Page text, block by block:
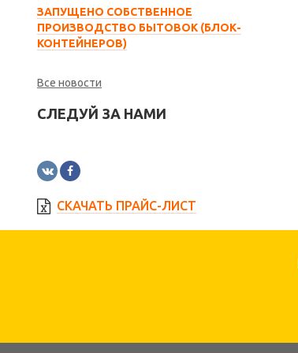
ЗАПУЩЕНО СОБСТВЕННОЕ
ПРОИЗВОДСТВО БЫТОВОК (БЛОК-
КОНТЕЙНЕРОВ)
Все новости
СЛЕДУЙ ЗА НАМИ
СКАЧАТЬ ПРАЙС-ЛИСТ